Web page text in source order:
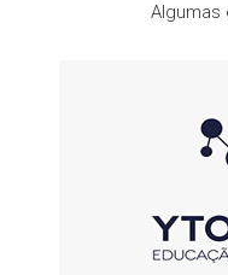
Algumas